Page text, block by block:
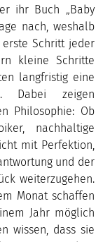
ihr Buch „Baby
nach, weshalb
Schritt jeder
kleine Schritte
langfristig eine
Dabei zeigen
Philosophie: Ob
nachhaltige
mit Perfektion,
und der
weiterzugehen.
Monat schaffen
Jahr möglich
wissen, dass sie